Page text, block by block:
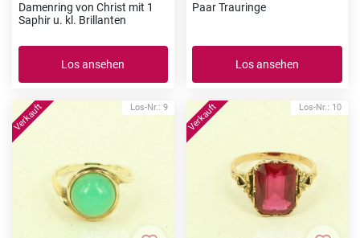
Damenring von Christ mit 1
Saphir u. kl. Brillanten
Los ansehen
Paar Trauringe
Los ansehen
Los-Nr.: 9 Los-Nr.: 10